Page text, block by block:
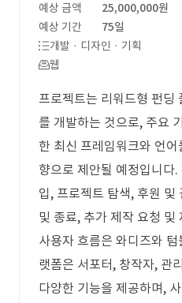
예상 금액
25,000,000원
예상 기간
75일
개발 · 디자인 · 기획
웹
프로젝트는 리워드형 펀딩
를 개발하는 것으로, 주요
한 최신 프레임워크와 언
향으로 제안될 예정입니다
입, 프로젝트 탐색, 후원 및
및 종료, 추가 제작 요청 및
사용자 흐름은 와디즈와
랫폼은 서포터, 창작자, 관
다양한 기능을 제공하며,